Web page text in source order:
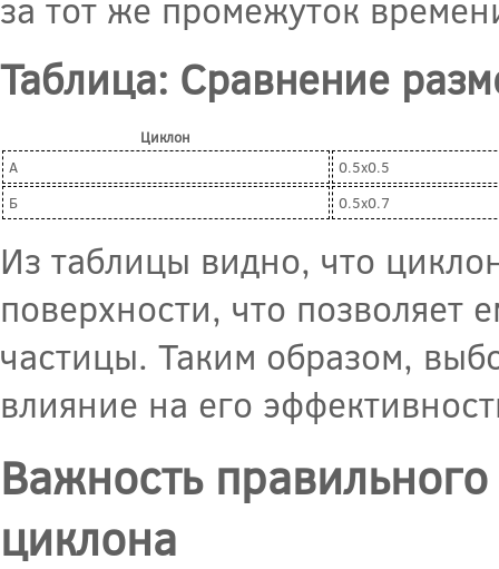
за тот же промежуток
Таблица: Сравнение
Циклон
А
0.5x0.5
Б
0.5x0.7
Из таблицы видно, что
поверхности, что позволяет
частицы. Таким образом,
влияние на его
Важность
циклона